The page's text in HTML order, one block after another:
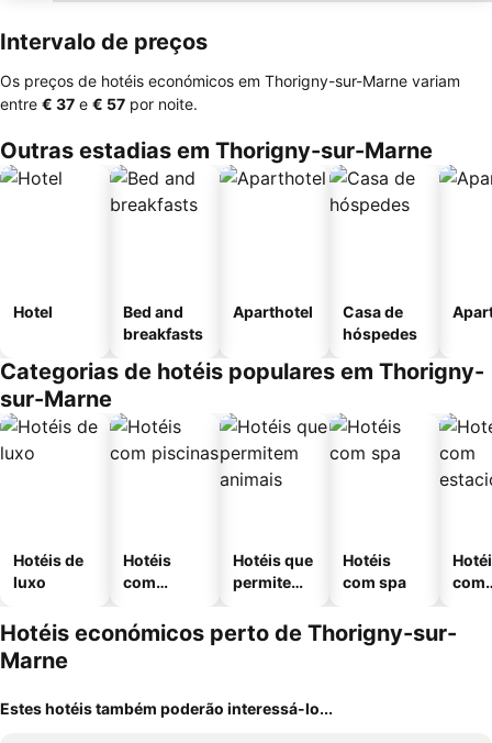
Intervalo de preços
Os preços de hotéis económicos em Thorigny-sur-Marne variam
entre ‎€ 37 e ‎€ 57 por noite.
Outras estadias em Thorigny-sur-Marne
Hotel
Bed and
breakfasts
Aparthotel
Casa de
hóspedes
Categorias de hotéis populares em Thorigny-
sur-Marne
Hotéis de
luxo
Hotéis
com
Hotéis que
permitem
Hotéis
com spa
com
Hotéis económicos perto de Thorigny-sur-
Marne
Estes hotéis também poderão interessá-lo...